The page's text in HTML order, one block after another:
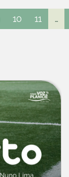
10 11 ...